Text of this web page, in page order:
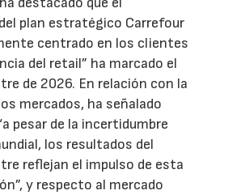
plan estratégico Carrefour
centrado en los clientes
del retail” ha marcado el
de 2026. En relación con la
mercados, ha señalado
pesar de la incertidumbre
los resultados del
reflejan el impulso de esta
y respecto al mercado